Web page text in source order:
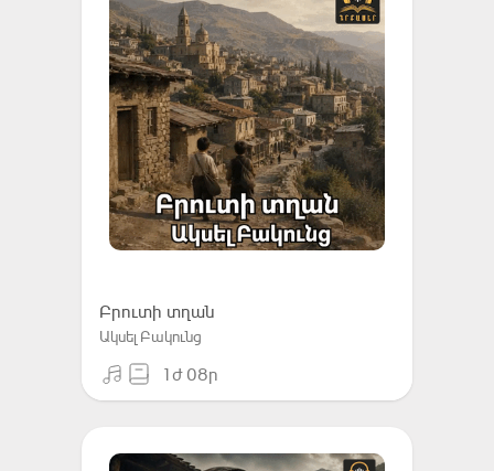
Բրուտի տղան
Ակսել Բակունց
1ժ 08ր